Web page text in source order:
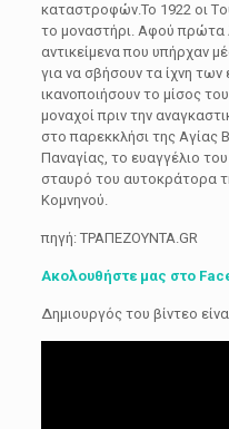
καταστροφών.Το 1922 οι
το μοναστήρι. Aφού πρώτα
αντικείμενα που υπήρχαν
για να σβήσουν τα ίχνη
ικανοποιήσουν το μίσος
μοναχοί πριν την
στο παρεκκλήσι της Aγίας
Παναγίας, το ευαγγέλιο
σταυρό του αυτοκράτορα
Kομνηνού.
πηγή: ΤΡΑΠΕΖΟΥΝΤΑ.GR
Ακολουθήστε μας στο
Δημιουργός του βίντεο